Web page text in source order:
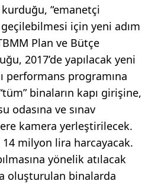
“emanetçi
için yeni adım
Plan ve Bütçe
2017’de yapılacak yeni
performans programına
binaların kapı girişine,
odasına ve sınav
kamera yerleştirilecek.
milyon lira harcayacak.
yönelik atılacak
oluşturulan binalarda